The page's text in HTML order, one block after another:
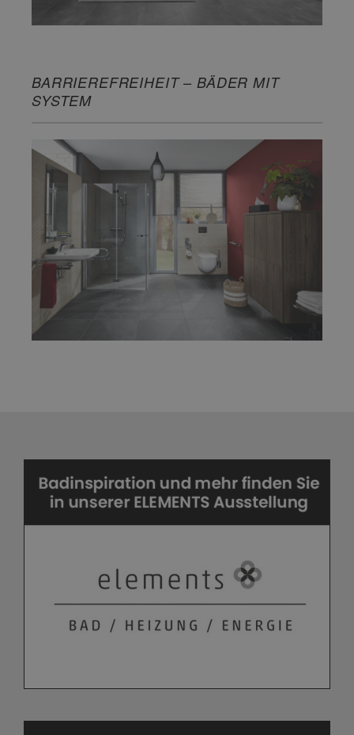
BARRIEREFREIHEIT – BÄDER MIT
SYSTEM